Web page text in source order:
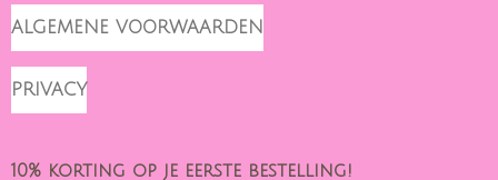
ALGEMENE VOORWAARDEN
PRIVACY
10% korting op je eerste bestelling!